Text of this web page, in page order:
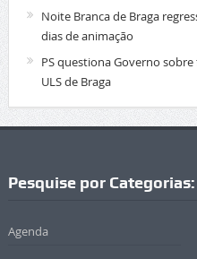
Noite Branca de Braga
dias de animação
PS questiona Governo
ULS de Braga
Pesquise por Categorias:
Agenda